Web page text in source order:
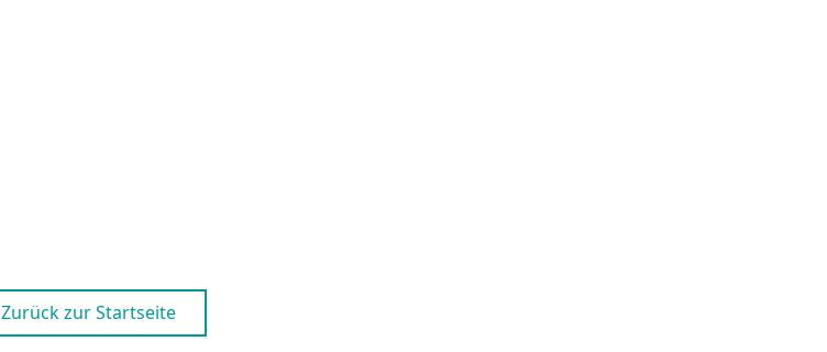
Zurück zur Startseite